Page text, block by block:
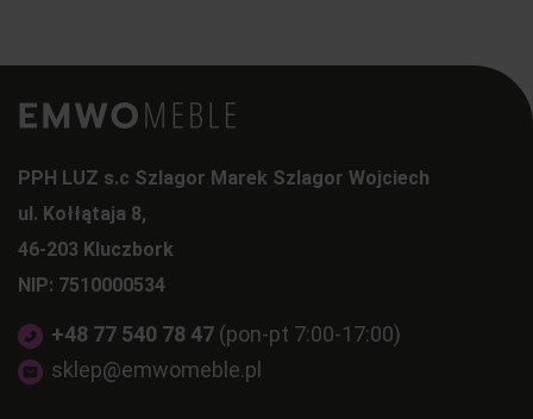
PPH LUZ s.c Szlagor Marek Szlagor Wojciech
ul. Kołłątaja 8,
46-203 Kluczbork
NIP: 7510000534
+48 77 540 78 47 (pon-pt 7:00-17:00)
sklep@emwomeble.pl